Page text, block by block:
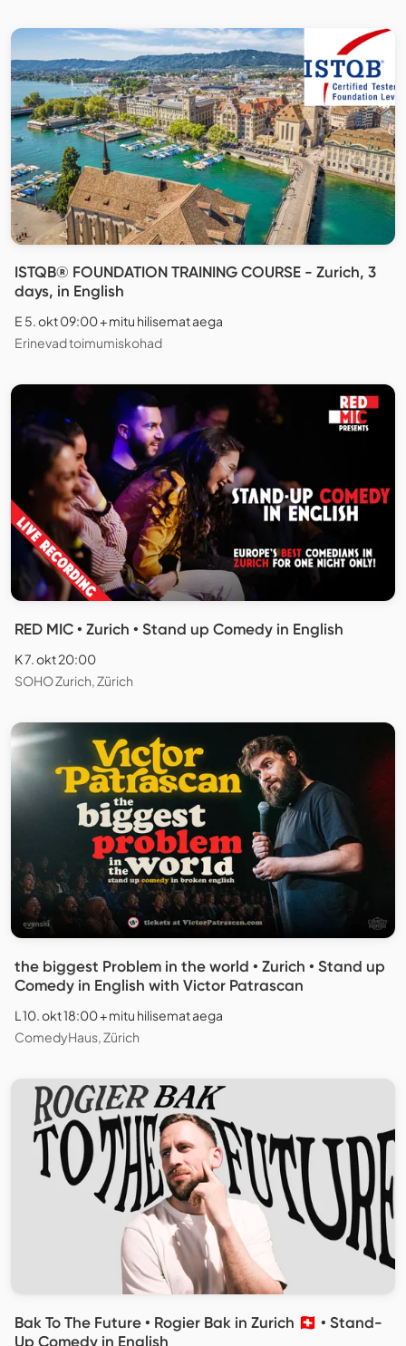
ISTQB® FOUNDATION TRAINING COURSE - Zurich, 3
days, in English
E 5. okt 09:00 + mitu hilisemat aega
Erinevad toimumiskohad
RED MIC • Zurich • Stand up Comedy in English
K 7. okt 20:00
SOHO Zurich, Zürich
the biggest Problem in the world • Zurich • Stand up
Comedy in English with Victor Patrascan
L 10. okt 18:00 + mitu hilisemat aega
ComedyHaus, Zürich
Bak To The Future • Rogier Bak in Zurich 🇨🇭 • Stand-
Up Comedy in English